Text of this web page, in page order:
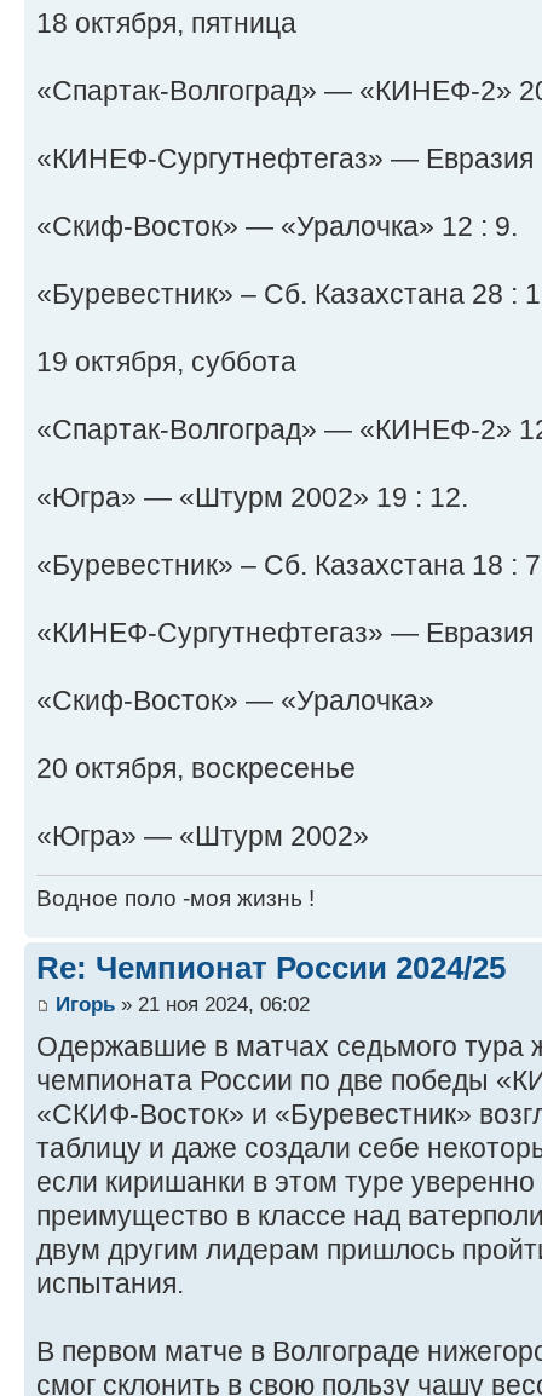
18 октября, пятница
«Спартак-Волгоград» — «КИНЕФ-2»
«КИНЕФ-Сургутнефтегаз» — Евразия
«Скиф-Восток» — «Уралочка» 12 : 9.
«Буревестник» – Сб. Казахстана 28 :
19 октября, суббота
«Спартак-Волгоград» — «КИНЕФ-2»
«Югра» — «Штурм 2002» 19 : 12.
«Буревестник» – Сб. Казахстана 18 :
«КИНЕФ-Сургутнефтегаз» — Евразия
«Скиф-Восток» — «Уралочка»
20 октября, воскресенье
«Югра» — «Штурм 2002»
Водное поло -моя жизнь !
Re: Чемпионат России 2024/25
Игорь » 21 ноя 2024, 06:02
Одержавшие в матчах седьмого тура
чемпионата России по две победы
«СКИФ-Восток» и «Буревестник»
таблицу и даже создали себе
если киришанки в этом туре
преимущество в классе над
двум другим лидерам пришлось
испытания.
В первом матче в Волгограде
смог склонить в свою пользу чашу